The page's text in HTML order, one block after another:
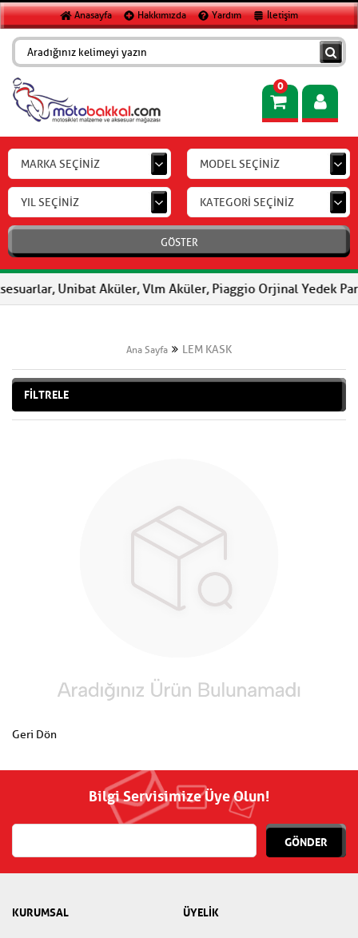
Anasayfa Hakkımızda Yardım İletişim
0
MARKA SEÇİNİZ MODEL SEÇİNİZ
YIL SEÇİNİZ KATEGORİ SEÇİNİZ
GÖSTER
Unibat Aküler, Vlm Aküler, Piaggio Orjinal Yedek
Ana Sayfa LEM KASK
FİLTRELE
Geri Dön
Bilgi Servisimize Üye Olun!
GÖNDER
KURUMSAL ÜYELİK